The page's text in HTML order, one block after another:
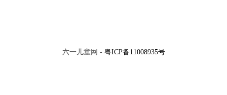
六一儿童网 - 粤ICP备11008935号